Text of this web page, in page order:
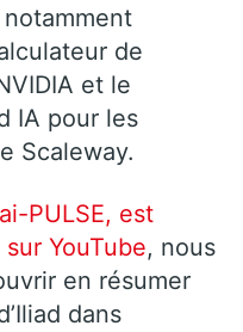
notamment
de
et le
IA pour les
Scaleway.
PULSE, est
YouTube, nous
en résumer
dans